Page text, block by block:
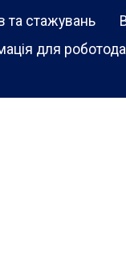
та стажувань
для